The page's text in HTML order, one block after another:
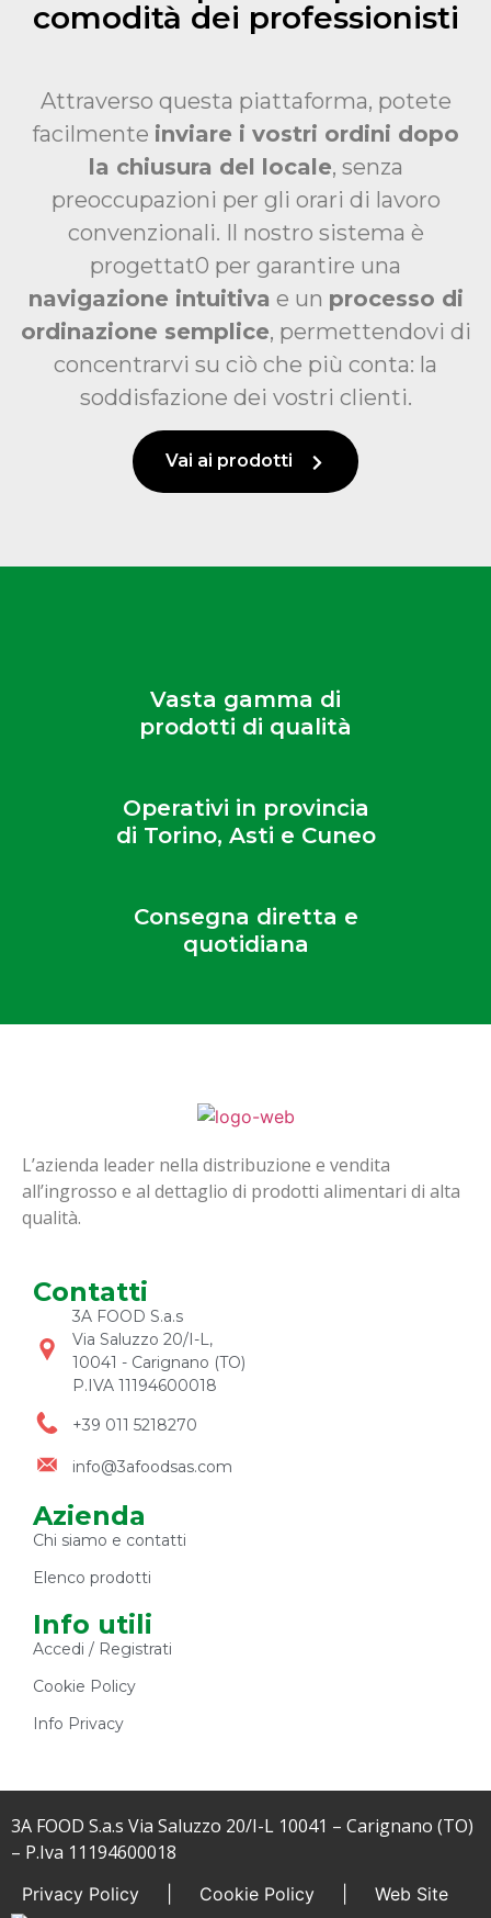
comodità dei professionisti
Attraverso questa piattaforma, potete
facilmente inviare i vostri ordini dopo
la chiusura del locale, senza
preoccupazioni per gli orari di lavoro
convenzionali. Il nostro sistema è
progettat0 per garantire una
navigazione intuitiva e un processo di
ordinazione semplice, permettendovi di
concentrarvi su ciò che più conta: la
soddisfazione dei vostri clienti.
Vai ai prodotti
Vasta gamma di
prodotti di qualità
Operativi in provincia
di Torino, Asti e Cuneo
Consegna diretta e
quotidiana
L’azienda leader nella distribuzione e vendita
all’ingrosso e al dettaglio di prodotti alimentari di alta
qualità.
Contatti
3A FOOD S.a.s
Via Saluzzo 20/I-L,
10041 - Carignano (TO)
P.IVA 11194600018
+39 011 5218270
info@3afoodsas.com
Azienda
Chi siamo e contatti
Elenco prodotti
Info utili
Accedi / Registrati
Cookie Policy
Info Privacy
3A FOOD S.a.s Via Saluzzo 20/I-L 10041 – Carignano (TO)
– P.Iva 11194600018
Privacy Policy Cookie Policy Web Site